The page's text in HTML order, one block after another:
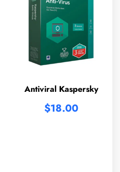
Antiviral Kaspersky
$18.00